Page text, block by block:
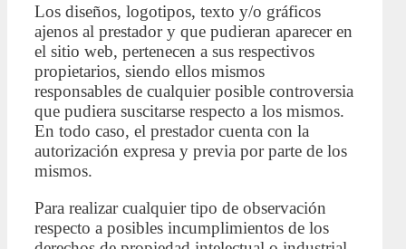
Los diseños, logotipos, texto y/o gráficos
ajenos al prestador y que pudieran aparecer en
el sitio web, pertenecen a sus respectivos
propietarios, siendo ellos mismos
responsables de cualquier posible controversia
que pudiera suscitarse respecto a los mismos.
En todo caso, el prestador cuenta con la
autorización expresa y previa por parte de los
mismos.
Para realizar cualquier tipo de observación
respecto a posibles incumplimientos de los